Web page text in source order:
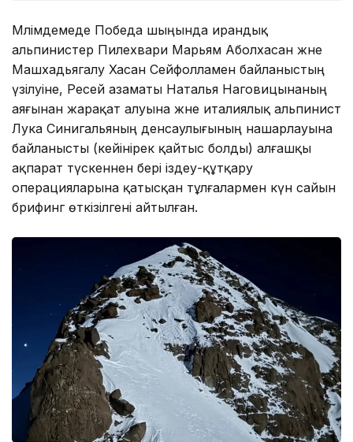
Мәлімдемеде Победа шыңында ирандық
альпинистер Пилехвари Марьям Аболхасан және
Машхадьягалу Хасан Сейфолламен байланыстың
үзілуіне, Ресей азаматы Наталья Наговицынаның
аяғынан жарақат алуына және италиялық альпинист
Лука Синигальяның денсаулығының нашарлауына
байланысты (кейінірек қайтыс болды) алғашқы
ақпарат түскеннен бері іздеу-құтқару
операцияларына қатысқан тұлғалармен күн сайын
брифинг өткізілгені айтылған.